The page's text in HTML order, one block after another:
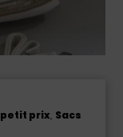
prix, Sacs